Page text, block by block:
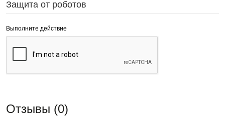
Защита от роботов
Выполните действие
Отзывы (0)